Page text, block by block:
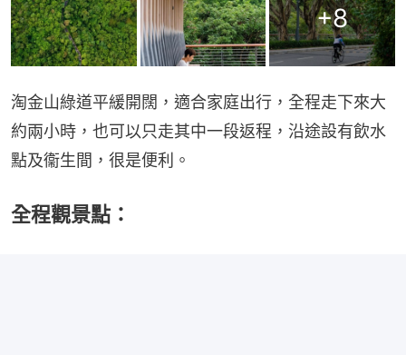
+8
淘金山綠道平緩開闊，適合家庭出行，全程走下來大
約兩小時，也可以只走其中一段返程，沿途設有飲水
點及衞生間，很是便利。
全程觀景點：